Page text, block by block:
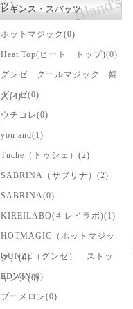
ツ）
レギンス・スパッツ
ホットマジック(0)
Heat Top(ヒート トップ)(0)
グンゼ クールマジック 婦
人(4)
グンゼ(0)
ウチコレ(0)
you and(1)
Tuche（トゥシェ）(2)
SABRINA（サブリナ）(2)
SABRINA(0)
KIREILABO(キレイラボ)(1)
HOTMAGIC（ホットマジッ
ク）(0)
GUNZE（グンゼ） ストッ
キング(0)
EDWIN(0)
ブーメロン(0)